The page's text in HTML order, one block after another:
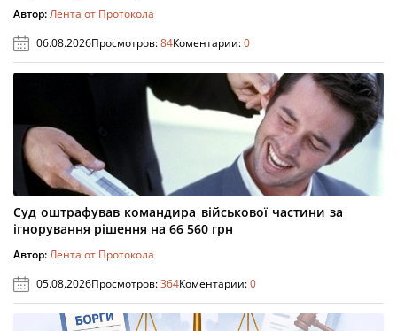
Автор:Лента от Протокола
06.08.2026Просмотров:84Коментарии:0
Суд оштрафував командира військової частини за
ігнорування рішення на 66 560 грн
Автор:Лента от Протокола
05.08.2026Просмотров:364Коментарии:0